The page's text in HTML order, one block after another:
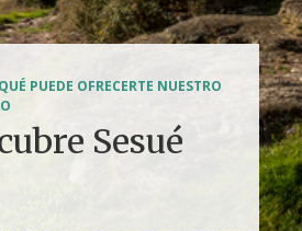
PUEDE OFRECERTE NUESTRO
Sesué
de